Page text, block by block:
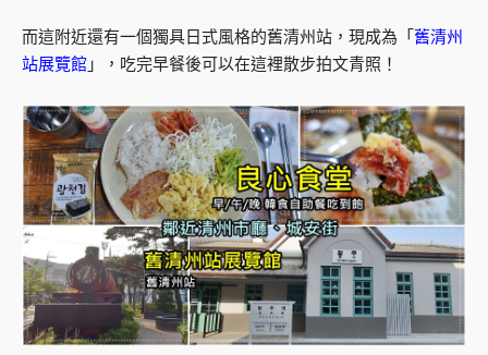
而這附近還有一個獨具日式風格的舊清州站，現成為「 舊清州
站展覽館 」，吃完早餐後可以在這裡散步拍文青照！